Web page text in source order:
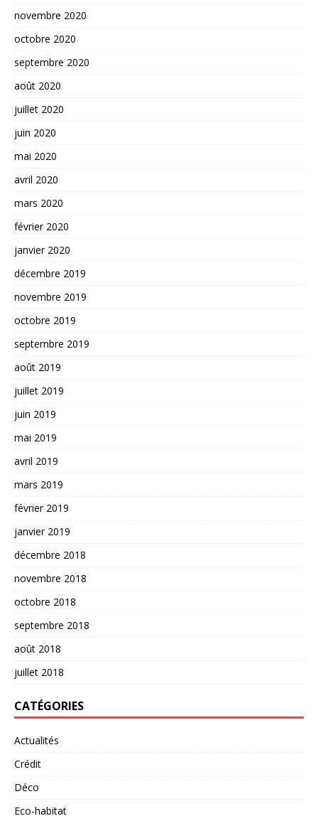
novembre 2020
octobre 2020
septembre 2020
août 2020
juillet 2020
juin 2020
mai 2020
avril 2020
mars 2020
février 2020
janvier 2020
décembre 2019
novembre 2019
octobre 2019
septembre 2019
août 2019
juillet 2019
juin 2019
mai 2019
avril 2019
mars 2019
février 2019
janvier 2019
décembre 2018
novembre 2018
octobre 2018
septembre 2018
août 2018
juillet 2018
CATÉGORIES
Actualités
Crédit
Déco
Eco-habitat